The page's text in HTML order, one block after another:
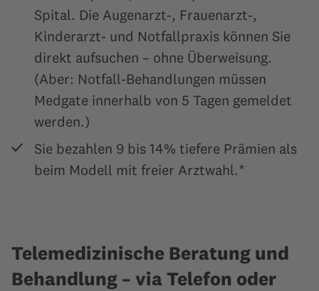
Spital. Die Augenarzt-, Frauenarzt-,
Kinderarzt- und Notfallpraxis können Sie
direkt aufsuchen – ohne Überweisung.
(Aber: Notfall-Behandlungen müssen
Medgate innerhalb von 5 Tagen gemeldet
werden.)
Sie bezahlen 9 bis 14% tiefere Prämien als
beim Modell mit freier Arztwahl.*
Telemedizinische Beratung und
Behandlung – via Telefon oder